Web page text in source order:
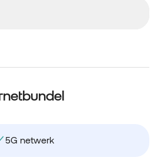
data binnen NL en EU